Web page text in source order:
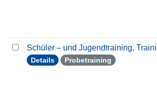
Schüler – und Jugendtraining,
Details Probetraining